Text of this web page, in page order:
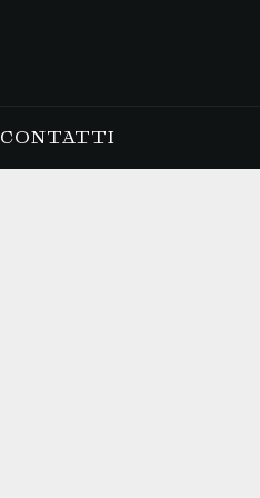
CONTATTI